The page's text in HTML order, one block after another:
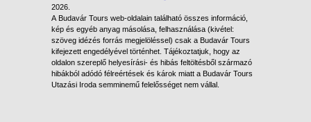
2026.
A Budavár Tours web-oldalain található összes információ,
kép és egyéb anyag másolása, felhasználása (kivétel:
szöveg idézés forrás megjelöléssel) csak a Budavár Tours
kifejezett engedélyével történhet. Tájékoztatjuk, hogy az
oldalon szereplő helyesírási- és hibás feltöltésből származó
hibákból adódó félreértések és károk miatt a Budavár Tours
Utazási Iroda semminemű felelősséget nem vállal.